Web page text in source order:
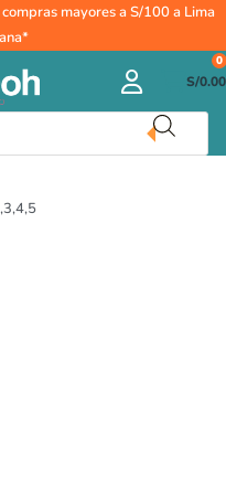
mayores a S/100 a Lima
S/0.00
0